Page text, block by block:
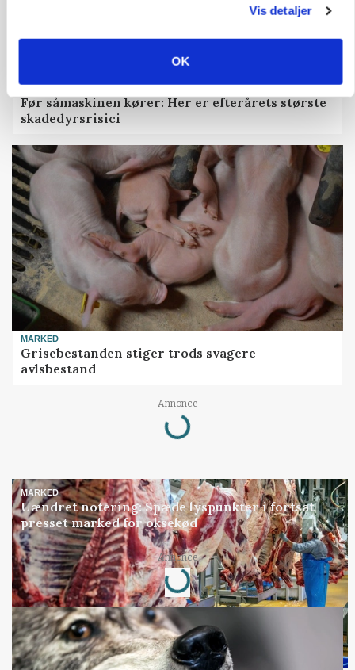
Vis detaljer
OK
PLANTER
Før såmaskinen kører: Her er efterårets største
skadedyrsrisici
MARKED
Grisebestanden stiger trods svagere
avlsbestand
Annonce
Loading...
MARKED
Uændret notering: Spæde lyspunkter i fortsat
presset marked for oksekød
Annonce
Loading...